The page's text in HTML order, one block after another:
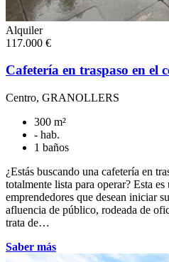
Alquiler
117.000 €
Cafetería en traspaso en el
Centro, GRANOLLERS
300 m²
- hab.
1 baños
¿Estás buscando una cafetería en
totalmente lista para operar? Esta
emprendedores que desean iniciar
afluencia de público, rodeada de
trata de…
Saber más